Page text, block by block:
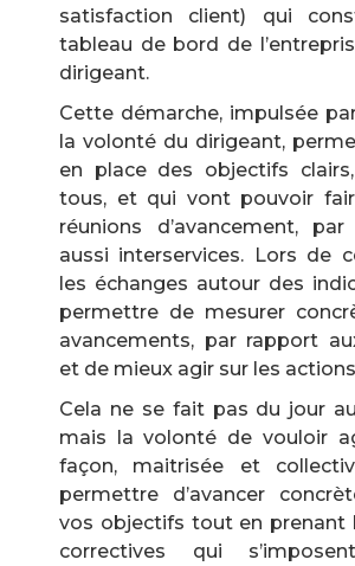
satisfaction client) qui
tableau de bord de
dirigeant.
Cette démarche, impulsée
la volonté du dirigeant,
en place des objectifs
tous, et qui vont pouvoir
réunions d’avancement,
aussi interservices. Lors de
les échanges autour des
permettre de mesurer
avancements, par rapport
et de mieux agir sur les
Cela ne se fait pas du jour
mais la volonté de vouloir
façon, maitrisée et
permettre d’avancer
vos objectifs tout en prenant
correctives qui